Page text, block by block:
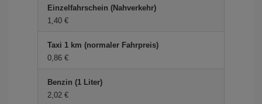
Einzelfahrschein (Nahverkehr)
1,40 €
Taxi 1 km (normaler Fahrpreis)
0,86 €
Benzin (1 Liter)
2,02 €